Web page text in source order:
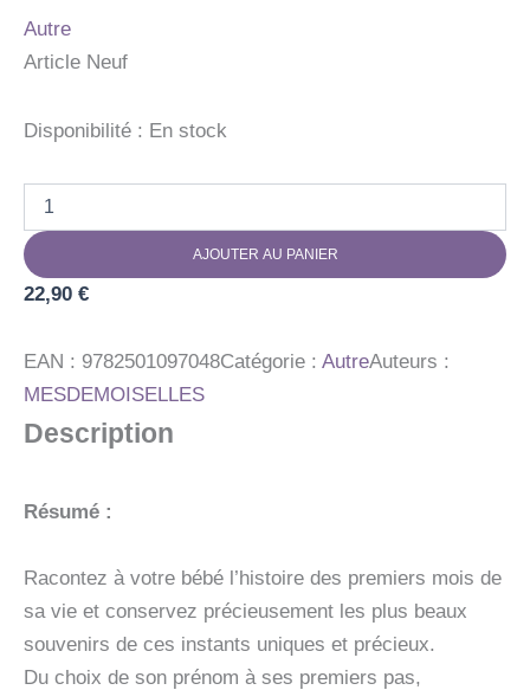
Autre
Article Neuf
Disponibilité : En stock
LE
PETIT
JOURNAL
BEBE
AJOUTER AU PANIER
22,90 €
EAN : 9782501097048Catégorie : AutreAuteurs :
MESDEMOISELLES
Description
Résumé :
Racontez à votre bébé l’histoire des premiers mois de
sa vie et conservez précieusement les plus beaux
souvenirs de ces instants uniques et précieux.
Du choix de son prénom à ses premiers pas,